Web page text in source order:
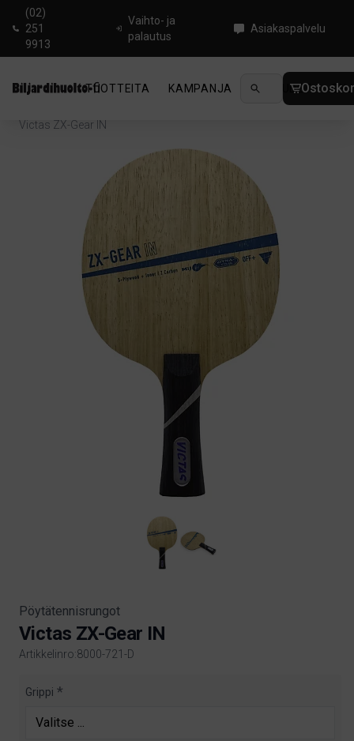
(02)
251
9913
Vaihto- ja
palautus
Asiakaspalvelu
TUOTTEITA KAMPANJA UUTUUDET
Victas ZX-Gear IN
Pöytätennisrungot
Victas ZX-Gear IN
Artikkelinro:8000-721-D
Product information
Grippi